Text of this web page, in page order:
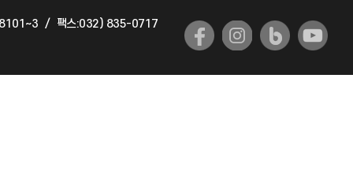
국제교류과
/ 팩스:032) 835-0717